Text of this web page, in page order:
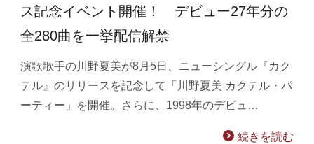
ス記念イベント開催！ デビュー27年分の
全280曲を一挙配信解禁
演歌歌手の川野夏美が8月5日、ニューシングル『カク
テル』のリリースを記念して「川野夏美 カクテル・パ
ーティー」を開催。さらに、1998年のデビュ…
続きを読む